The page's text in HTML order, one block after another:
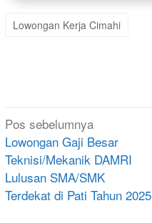
Lowongan Kerja Cimahi
Navigasi
pos
Pos sebelumnya
Lowongan Gaji Besar
Teknisi/Mekanik DAMRI
Lulusan SMA/SMK
Terdekat di Pati Tahun 2025